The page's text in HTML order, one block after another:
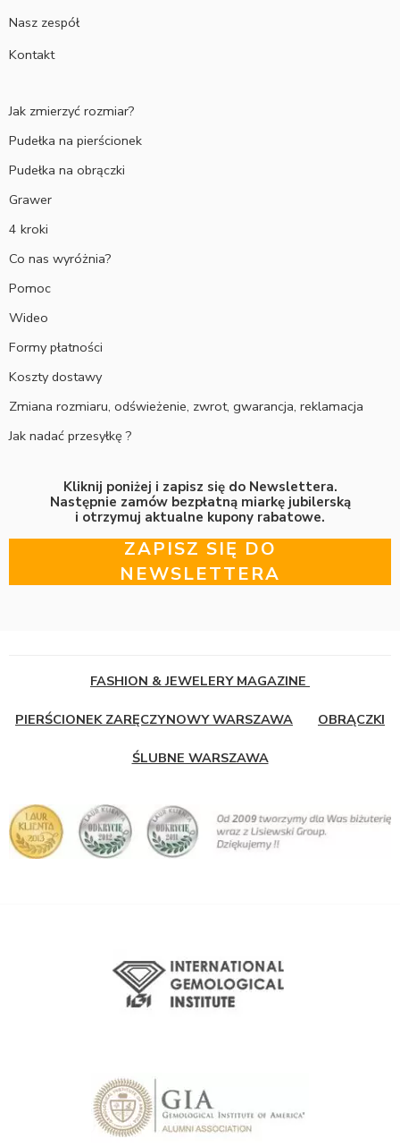
Nasz zespół
Kontakt
Jak zmierzyć rozmiar?
Pudełka na pierścionek
Pudełka na obrączki
Grawer
4 kroki
Co nas wyróżnia?
Pomoc
Wideo
Formy płatności
Koszty dostawy
Zmiana rozmiaru, odświeżenie, zwrot, gwarancja, reklamacja
Jak nadać przesyłkę ?
Kliknij poniżej i zapisz się do Newslettera.
Następnie zamów bezpłatną miarkę jubilerską
i otrzymuj aktualne kupony rabatowe.
ZAPISZ SIĘ DO
NEWSLETTERA
FASHION & JEWELERY MAGAZINE
PIERŚCIONEK ZARĘCZYNOWY WARSZAWA OBRĄCZKI
ŚLUBNE WARSZAWA